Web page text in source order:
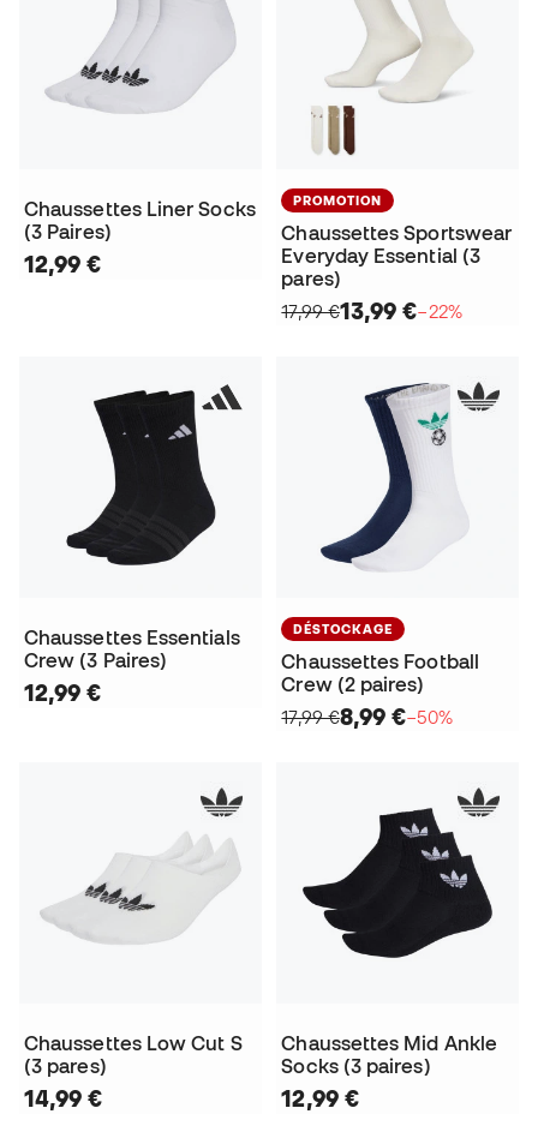
Chaussettes Liner Socks
(3 Paires)
12,99 €
PROMOTION
Chaussettes Sportswear
Everyday Essential (3
pares)
17,99 €13,99 €−22%
Chaussettes Essentials
Crew (3 Paires)
12,99 €
DÉSTOCKAGE
Chaussettes Football
Crew (2 paires)
17,99 €8,99 €−50%
Chaussettes Low Cut S
(3 pares)
14,99 €
Chaussettes Mid Ankle
Socks (3 paires)
12,99 €